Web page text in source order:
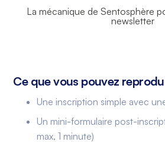
La mécanique de Sentosphère
newsletter
Ce que vous pouvez
Une inscription simple avec
Un mini-formulaire post-
max, 1 minute)